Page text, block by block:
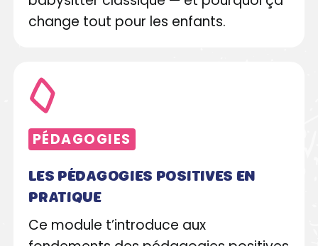
change tout pour les enfants.
PÉDAGOGIES
LES PÉDAGOGIES POSITIVES EN
PRATIQUE
Ce module t’introduce aux